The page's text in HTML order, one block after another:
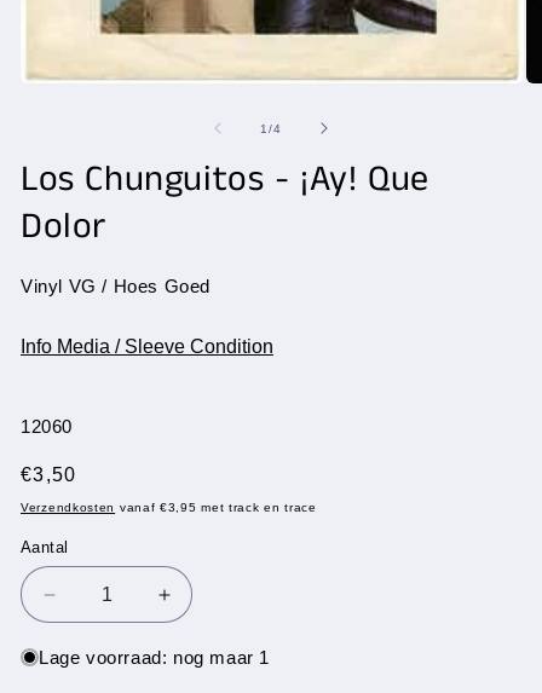
modaal
1/van
4
Los Chunguitos - ¡Ay! Que
Dolor
Vinyl VG / Hoes Goed
Info Media / Sleeve Condition
SKU:
12060
Normale
prijs
€3,50
Verzendkosten vanaf €3,95 met track en trace
Aantal
Aantal
Aantal
verlagen
voor
Aantal
verhogen
voor
Lage voorraad: nog maar 1